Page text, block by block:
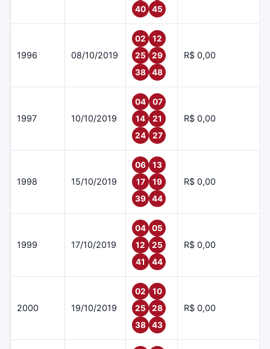
40
45
1996 08/10/2019
02
12
25
29
38
48
R$ 0,00
1997 10/10/2019
04
07
14
21
24
27
R$ 0,00
1998 15/10/2019
06
13
17
19
39
44
R$ 0,00
1999 17/10/2019
04
05
12
25
41
44
R$ 0,00
2000 19/10/2019
02
10
25
28
38
43
R$ 0,00